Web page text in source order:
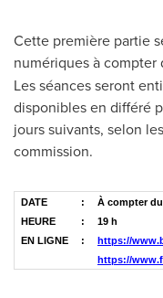
Cette première partie
numériques à compter
Les séances seront
disponibles en différé
jours suivants, selon
commission.
DATE :
À compter
HEURE
:
19 h
EN LIGNE
:
https://
https://